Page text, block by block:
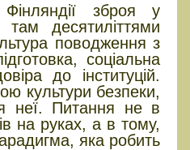
зброя у
десятиліттями
поводження з
соціальна
до інституцій.
культури безпеки,
неї. Питання не в
на руках, а в тому,
яка робить